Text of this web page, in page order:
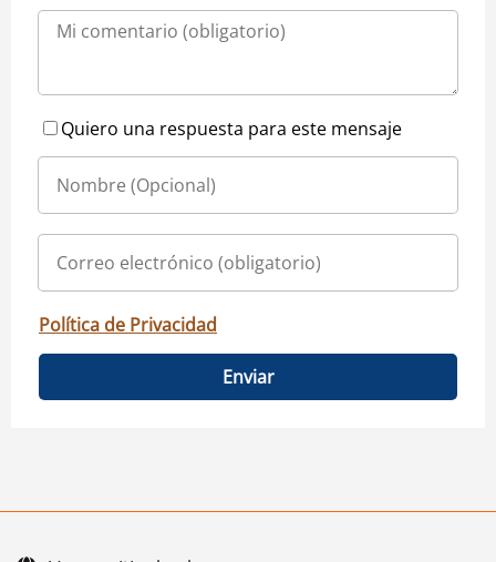
Quiero una respuesta para este mensaje
Política de Privacidad
Enviar